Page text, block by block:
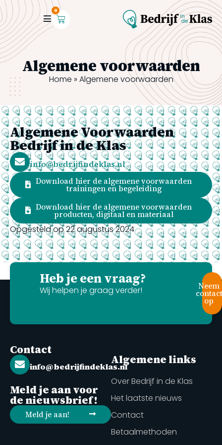
0
Algemene voorwaarden
Home » Algemene voorwaarden
Algemene Voorwaarden
Bedrijf in de Klas
info@bedrijfindeklas.nl
Download hier de algemene voorwaarden
trainingen en begeleiding
Download hier de algemene voorwaarden
producten, digitaal en materiaal
Opgesteld op 22 augustus 2024
Heb je een vraag?
Wij helpen je graag verder! Neem
contact
op
Contact
info@bedrijfindeklas.nl
Meld je aan voor
de nieuwsbrief!
Meld je aan!
Algemene links
Over Bedrijf in de Klas
Het laatste nieuws
Contact
Betaalmethoden